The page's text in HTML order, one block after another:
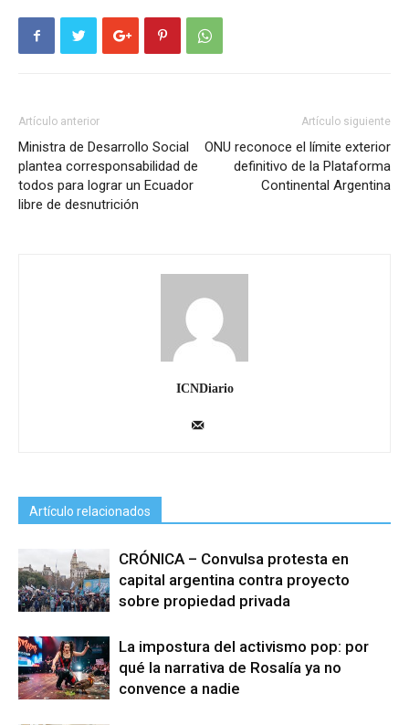
Artículo anterior
Ministra de Desarrollo Social
plantea corresponsabilidad de
todos para lograr un Ecuador
libre de desnutrición
Artículo siguiente
ONU reconoce el límite exterior
definitivo de la Plataforma
Continental Argentina
ICNDiario
Artículo relacionados
CRÓNICA – Convulsa protesta en
capital argentina contra proyecto
sobre propiedad privada
La impostura del activismo pop: por
qué la narrativa de Rosalía ya no
convence a nadie